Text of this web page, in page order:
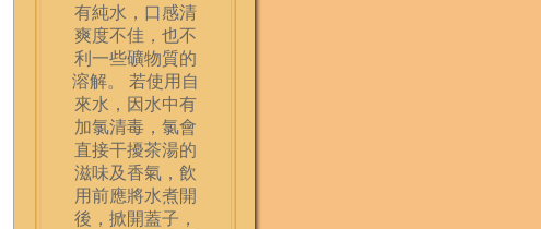
有純水，口感清
爽度不佳，也不
利一些礦物質的
溶解。 若使用自
來水，因水中有
加氯清毒，氯會
直接干擾茶湯的
滋味及香氣，飲
用前應將水煮開
後，掀開蓋子，